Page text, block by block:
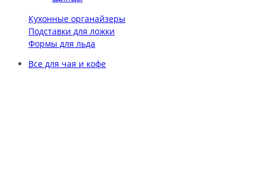
Кухонные органайзеры
Подставки для ложки
Формы для льда
Все для чая и кофе